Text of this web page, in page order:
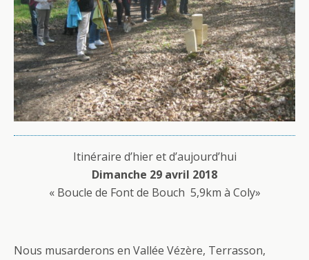
Itinéraire d’hier et d’aujourd’hui
Dimanche 29 avril 2018
« Boucle de Font de Bouch 5,9km à Coly»
Nous musarderons en Vallée Vézère, Terrasson,